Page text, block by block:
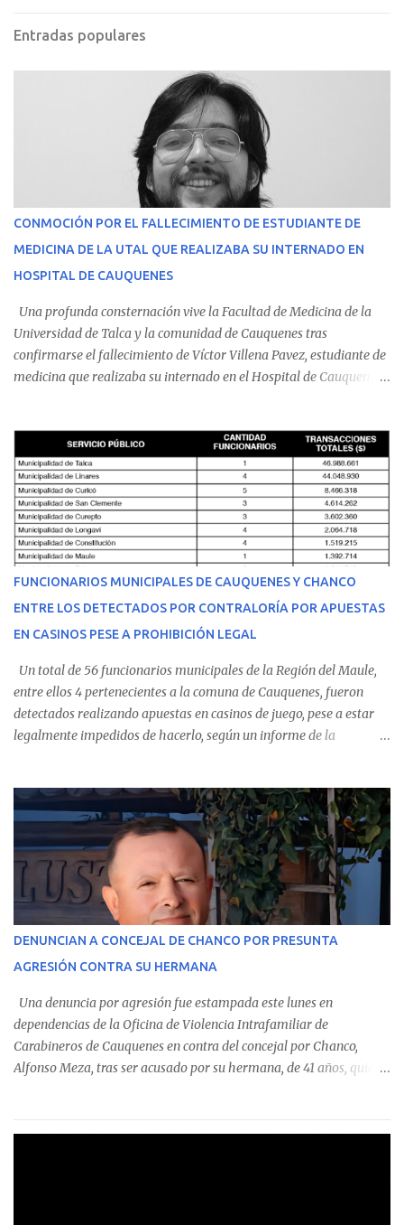
Entradas populares
CONMOCIÓN POR EL FALLECIMIENTO DE ESTUDIANTE DE
MEDICINA DE LA UTAL QUE REALIZABA SU INTERNADO EN
HOSPITAL DE CAUQUENES
Una profunda consternación vive la Facultad de Medicina de la
Universidad de Talca y la comunidad de Cauquenes tras
confirmarse el fallecimiento de Víctor Villena Pavez, estudiante de
medicina que realizaba su internado en el Hospital de Cauquenes.
malestares físicos. Dada la complejidad de su estado de salud, el
equipo médico determinó su traslado de urgencia al Hospital
Regional de Talca y dado la urgencia la ambulancia partió hacia
Talca con escolta de Carabineros. En medio del traslado, el
estudiante de medicina de 25 años, se agravó y pese a los esfuerzos
del personal de emergencia terminó falleciendo, sin alcanzar a
recibir atención especializada en el centro de destino. Apenas se
conoció la gravedad de su condición, sus padres —residentes en
Villarrica— se trasladaron a Cauquenes con la esperanza de una
evolución favorable. No obstante, alrededo...
FUNCIONARIOS MUNICIPALES DE CAUQUENES Y CHANCO
ENTRE LOS DETECTADOS POR CONTRALORÍA POR APUESTAS
EN CASINOS PESE A PROHIBICIÓN LEGAL
Un total de 56 funcionarios municipales de la Región del Maule,
entre ellos 4 pertenecientes a la comuna de Cauquenes, fueron
detectados realizando apuestas en casinos de juego, pese a estar
legalmente impedidos de hacerlo, según un informe de la
estableció que estos funcionarios —quienes administran o
custodian fondos públicos— efectuaron transacciones por un
monto total de $116.075.918 entre enero de 2024 y junio de 2025.
En el detalle regional, se indica que en la comuna de Cauquenes se
identificó a cuatro funcionarios involucrados en este tipo de
operaciones. Asimismo, se precisa que uno de los casos
corresponde a un funcionario de la Municipalidad de Chanco,
detectaron incumplimientos a la normativa vigente. El informe
precisa que la mayor cantidad de dinero apostado se registró en
Talca, donde...
DENUNCIAN A CONCEJAL DE CHANCO POR PRESUNTA
AGRESIÓN CONTRA SU HERMANA
Una denuncia por agresión fue estampada este lunes en
dependencias de la Oficina de Violencia Intrafamiliar de
Carabineros de Cauquenes en contra del concejal por Chanco,
Alfonso Meza, tras ser acusado por su hermana, de 41 años, quien
relató que los hechos ocurrieron cerca de las 11:30 horas en el